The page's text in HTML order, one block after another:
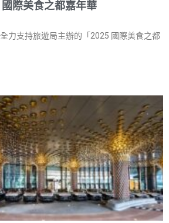
際美食之都嘉年華
力支持旅遊局主辦的「2025 國際美食之都